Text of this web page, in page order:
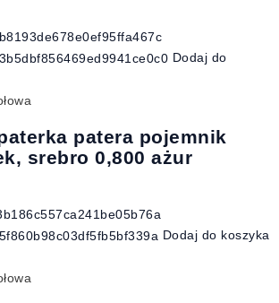
Dodaj do
patera pojemnik
srebro 0,800 ażur
Dodaj do koszyka